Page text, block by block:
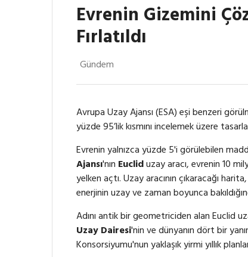
Evrenin Gizemini
Fırlatıldı
Gündem
Avrupa Uzay Ajansı (ESA) eşi benzeri
yüzde 95’lik kısmını incelemek üzere
Evrenin yalnızca yüzde 5'i görülebilen
Ajansı'nın Eucliduzay aracı, evrenin 10
yelken açtı. Uzay aracının çıkaracağı
enerjinin uzay ve zaman boyunca
Adını antik bir geometriciden alan Euclid
Uzay Dairesi'nin ve dünyanın dört bir
Konsorsiyumu'nun yaklaşık yirmi yıllık